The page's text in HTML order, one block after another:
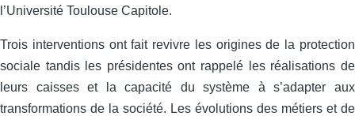
l’Université Toulouse Capitole.
Trois interventions ont fait revivre les origines de la protection
sociale tandis les présidentes ont rappelé les réalisations de
leurs caisses et la capacité du système à s’adapter aux
transformations de la société. Les évolutions des métiers et de